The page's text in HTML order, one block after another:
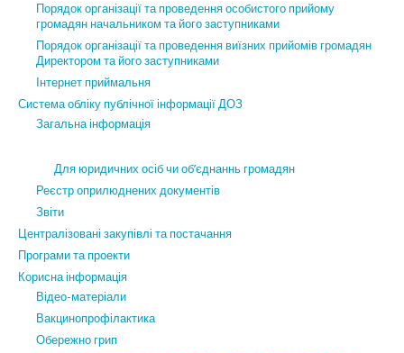
Порядок організації та проведення особистого прийому
громадян начальником та його заступниками
Порядок організації та проведення виїзних прийомів громадян
Директором та його заступниками
Інтернет приймальня
Система обліку публічної інформації ДОЗ
Загальна інформація
Для юридичних осіб чи об’єднаннь громадян
Реєстр оприлюднених документів
Звіти
Централізовані закупівлі та постачання
Програми та проекти
Корисна інформація
Відео-матеріали
Вакцинопрофілактика
Обережно грип